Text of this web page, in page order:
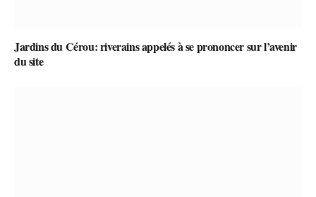
Jardins du Cérou: riverains appelés à se prononcer sur l’avenir
du site